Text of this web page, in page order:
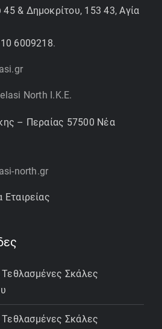
& Δημοκρίτου, 153 43, Αγία
6009218.
North I.K.E.
– Περαίας 57500 Νέα
north.gr
Εταιρείας
Σκάλες
Σκάλες